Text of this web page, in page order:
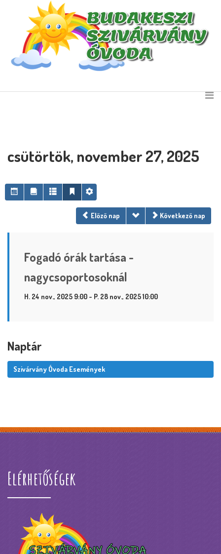
csütörtök, november 27, 2025
Előző nap Következő nap
Fogadó órák tartása -
nagycsoportosoknál
H. 24 nov., 2025 9:00 - P. 28 nov., 2025 10:00
Naptár
Szivárvány Óvoda Események
Elérhetőségek